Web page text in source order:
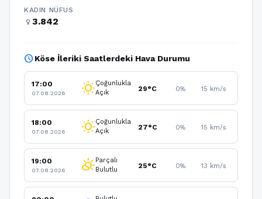
KADIN NÜFUS
female 3.842
scheduleKöse İleriki Saatlerdeki Hava Durumu
17:00
07.08.2026 wb_sunnyÇoğunlukla
Açık
29°C 0% 15 km/s
18:00
07.08.2026 wb_sunnyÇoğunlukla
Açık
27°C 0% 15 km/s
19:00
07.08.2026 partly_cloudy_dayParçalı
Bulutlu
25°C 0% 13 km/s